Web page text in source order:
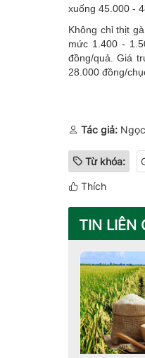
xuống 45.000 -
Không chỉ thịt
mức 1.400 -
đồng/quả. Giá
28.000 đồng/
Tác giả:
Từ khóa:
Thích
TIN LIÊN